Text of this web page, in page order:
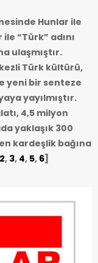
Hunlar ile
“Türk” adını
ulaşmıştır.
Türk kültürü,
yeni bir senteze
yayılmıştır.
4,5 milyon
yaklaşık 300
kardeşlik bağına
2, 3, 4, 5, 6]